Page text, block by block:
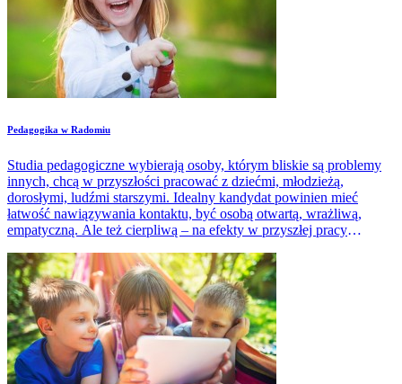
Pedagogika w Radomiu
Studia pedagogiczne wybierają osoby, którym bliskie są problemy
innych, chcą w przyszłości pracować z dziećmi, młodzieżą,
dorosłymi, ludźmi starszymi. Idealny kandydat powinien mieć
łatwość nawiązywania kontaktu, być osobą otwartą, wrażliwą,
empatyczną. Ale też cierpliwą – na efekty w przyszłej pracy